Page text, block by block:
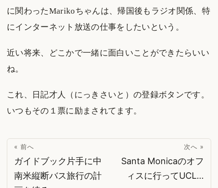
に関わったMarikoちゃんは、帰国後もラジオ関係、特
にインターネット放送の仕事をしたいという。
近い将来、どこかで一緒に面白いことができたらいい
ね。
これ、日記才人（にっきさいと）の登録ボタンです。
いつもその１票に励まされてます。
« 前へ
ガイドブック片手に中
南米縦断バス旅行の計
次へ »
Santa Monicaのオフ
ィスに行ってUCL…